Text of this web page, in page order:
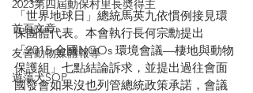
2023第四屆動保村里長奬得主
首頁文章
友善動物媒體報導
遊蕩犬SOP
「世界地球日」總統馬英九依慣例接見環
保團體代表。本會執行長何宗勳提出
「2015 全國NGOs 環境會議—棲地與動物
保護組」七點結論訴求，並提出過往會面
國發會如果沒也列管總統政策承諾，會議